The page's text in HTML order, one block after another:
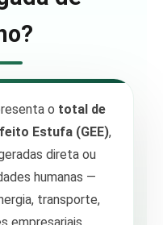
o total de
Estufa (GEE),
direta ou
humanas —
transporte,